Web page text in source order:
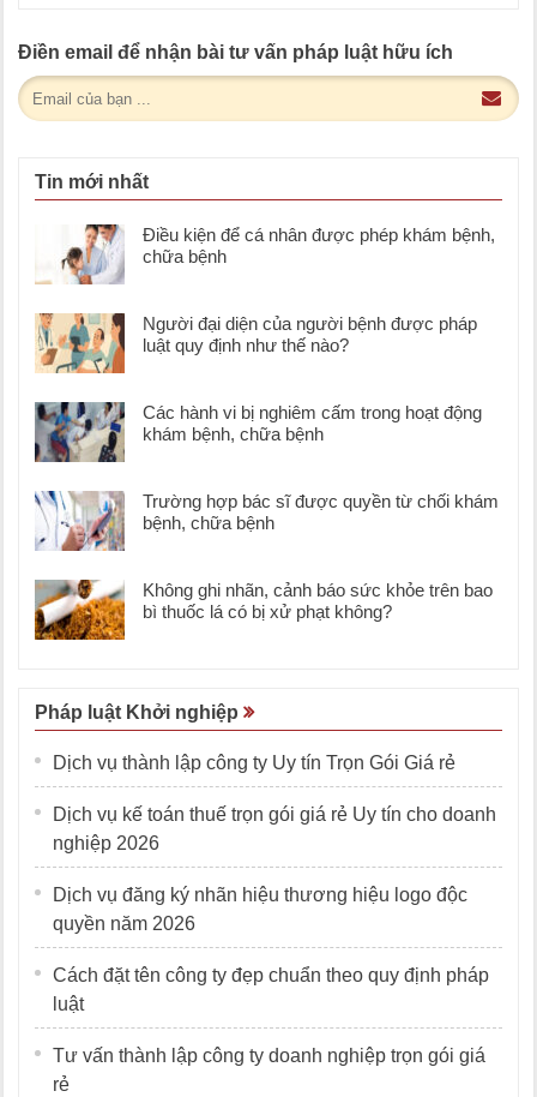
Điền email để nhận bài tư vấn pháp luật hữu ích
Tin mới nhất
Điều kiện để cá nhân được phép khám bệnh,
chữa bệnh
Người đại diện của người bệnh được pháp
luật quy định như thế nào?
Các hành vi bị nghiêm cấm trong hoạt động
khám bệnh, chữa bệnh
Trường hợp bác sĩ được quyền từ chối khám
bệnh, chữa bệnh
Không ghi nhãn, cảnh báo sức khỏe trên bao
bì thuốc lá có bị xử phạt không?
Pháp luật Khởi nghiệp
Dịch vụ thành lập công ty Uy tín Trọn Gói Giá rẻ
Dịch vụ kế toán thuế trọn gói giá rẻ Uy tín cho doanh
nghiệp 2026
Dịch vụ đăng ký nhãn hiệu thương hiệu logo độc
quyền năm 2026
Cách đặt tên công ty đẹp chuẩn theo quy định pháp
luật
Tư vấn thành lập công ty doanh nghiệp trọn gói giá
rẻ